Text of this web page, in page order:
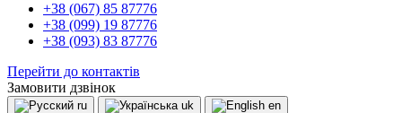
+38 (067) 85 87776
+38 (099) 19 87776
+38 (093) 83 87776
Перейти до контактів
Замовити дзвінок
ru uk
en